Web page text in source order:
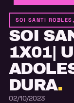
SOI SANTI
SOI
1X01|
DURA.
02/10/2023